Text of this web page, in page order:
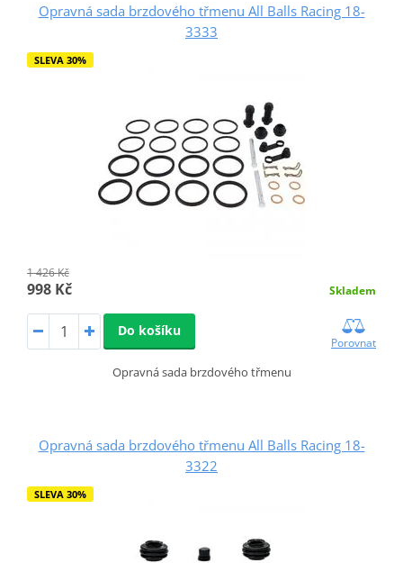
Opravná sada brzdového třmenu All Balls Racing 18-
3333
SLEVA 30%
1 426 Kč
998 Kč Skladem
Do košíku
Porovnat
Opravná sada brzdového třmenu
Opravná sada brzdového třmenu All Balls Racing 18-
3322
SLEVA 30%